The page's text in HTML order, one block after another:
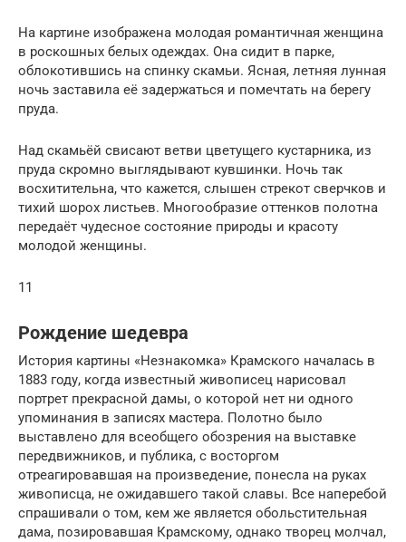
На картине изображена молодая романтичная женщина
в роскошных белых одеждах. Она сидит в парке,
облокотившись на спинку скамьи. Ясная, летняя лунная
ночь заставила её задержаться и помечтать на берегу
пруда.
Над скамьёй свисают ветви цветущего кустарника, из
пруда скромно выглядывают кувшинки. Ночь так
восхитительна, что кажется, слышен стрекот сверчков и
тихий шорох листьев. Многообразие оттенков полотна
передаёт чудесное состояние природы и красоту
молодой женщины.
11
Рождение шедевра
История картины «Незнакомка» Крамского началась в
1883 году, когда известный живописец нарисовал
портрет прекрасной дамы, о которой нет ни одного
упоминания в записях мастера. Полотно было
выставлено для всеобщего обозрения на выставке
передвижников, и публика, с восторгом
отреагировавшая на произведение, понесла на руках
живописца, не ожидавшего такой славы. Все наперебой
спрашивали о том, кем же является обольстительная
дама, позировавшая Крамскому, однако творец молчал,